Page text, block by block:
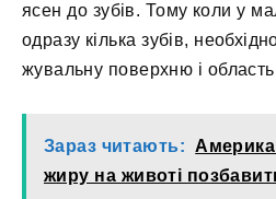
ясен до зубів. Тому коли у
одразу кілька зубів,
жувальну поверхню і
Зараз читають:
жиру на животі